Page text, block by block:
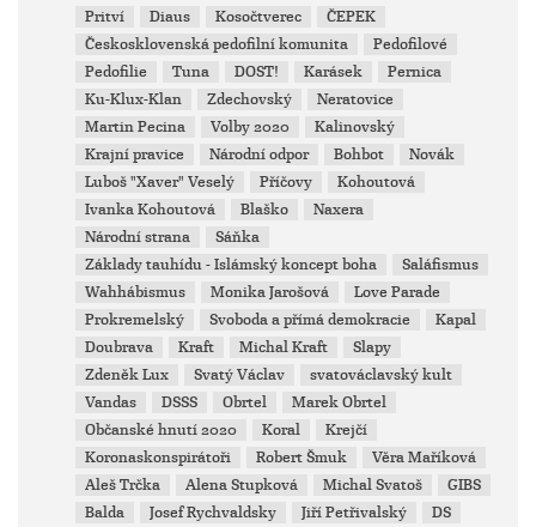
Pritví
Diaus Kosočtverec
ČEPEK
Českosklovenská pedofilní komunita
Pedofilové
Pedofilie
Tuna DOST! Karásek
Pernica
Ku-Klux-Klan
Zdechovský
Neratovice
Martin Pecina
Volby 2020
Kalinovský
Krajní pravice
Národní odpor Bohbot
Novák
Luboš "Xaver" Veselý
Příčovy
Kohoutová
Ivanka Kohoutová
Blaško
Naxera
Národní strana
Sáňka
Základy tauhídu - Islámský koncept boha
Saláfismus
Wahhábismus
Monika Jarošová
Love Parade
Prokremelský
Svoboda a přímá demokracie
Kapal
Doubrava
Kraft Michal Kraft
Slapy
Zdeněk Lux
Svatý Václav
svatováclavský kult
Vandas
DSSS Obrtel
Marek Obrtel
Občanské hnutí 2020
Koral
Krejčí
Koronaskonspirátoři
Robert Šmuk
Věra Maříková
Aleš Trčka
Alena Stupková Michal Svatoš
GIBS
Balda
Josef Rychvaldsky Jiří Petřivalský DS